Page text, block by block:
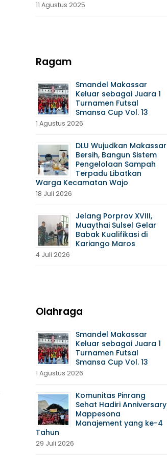
11 Agustus 2025
Ragam
Smandel Makassar
Keluar sebagai Juara 1
Turnamen Futsal
Smansa Cup Vol. 13
1 Agustus 2026
DLU Wujudkan Makassar
Bersih, Bangun Sistem
Pengelolaan Sampah
Terpadu Libatkan
Warga Kecamatan Wajo
18 Juli 2026
Jelang Porprov XVIII,
Muaythai Sulsel Gelar
Babak Kualifikasi di
Kariango Maros
4 Juli 2026
Olahraga
Smandel Makassar
Keluar sebagai Juara 1
Turnamen Futsal
Smansa Cup Vol. 13
1 Agustus 2026
Komunitas Pinrang
Sehat Hadiri Anniversary
Mappesona
Manajement yang ke-4
Tahun
29 Juli 2026